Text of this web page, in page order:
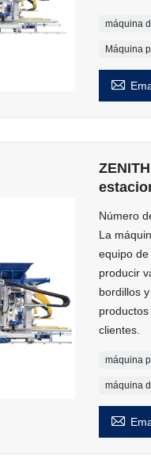
máquina
Máquina

Número
La
equipo
producir
bordillos
clientes.
máquina
máquina
